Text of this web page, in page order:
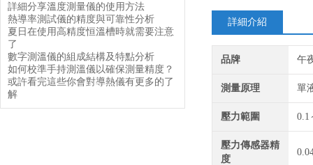
詳細分享溫度測量儀的使用方法
熱導率測試儀的精度與可靠性分析
夏日在使用高精度恒溫槽時就需要注意
了
數字測溫儀的組成結構及特點分析
如何校準手持測溫儀以確保測量精度？
或許看完這些你會對導熱儀有更多的了
解
詳細介紹
品牌 午
測量原理 單
壓力範圍 0.1
壓力傳感器精
度